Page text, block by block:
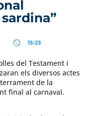
15:23
del Testament i
els diversos actes
de la
final al carnaval.